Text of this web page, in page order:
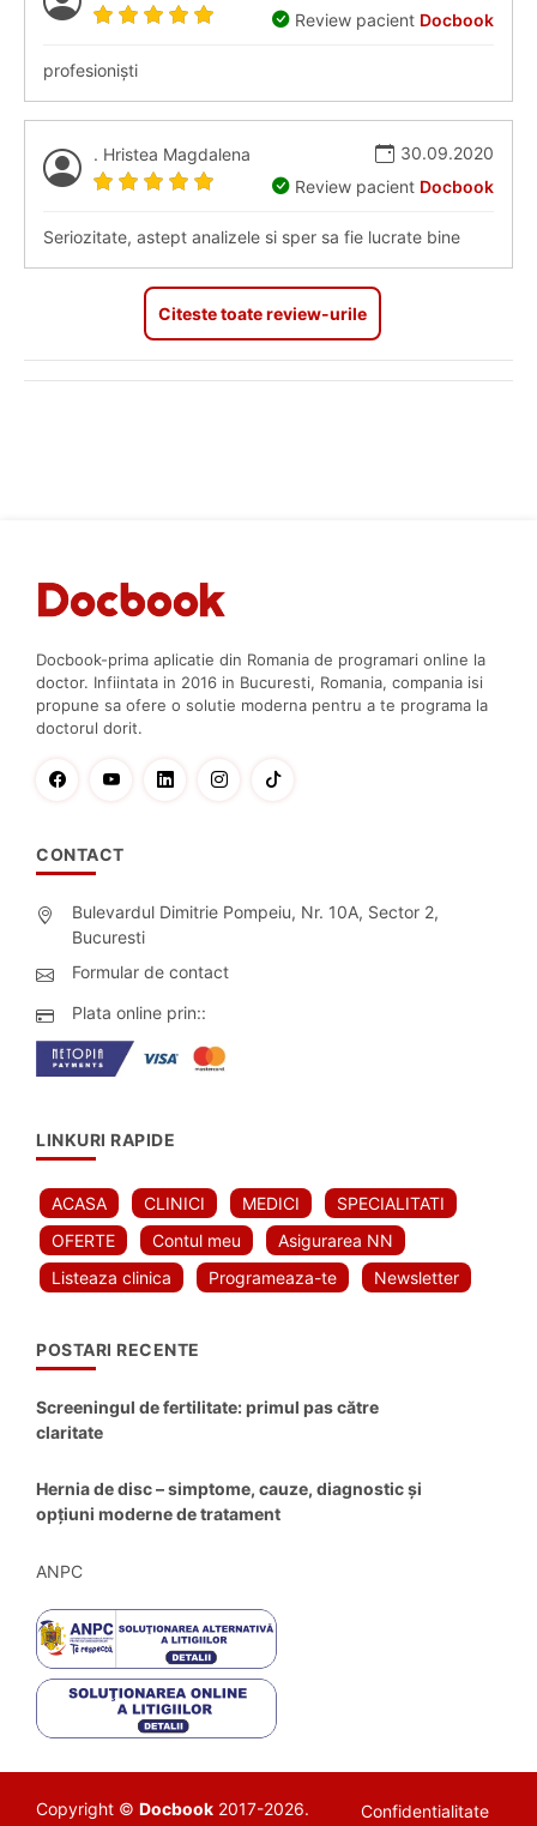
Review pacient Docbook
profesioniști
. Hristea Magdalena
30.09.2020
Review pacient Docbook
Seriozitate, astept analizele si sper sa fie lucrate bine
Citeste toate review-urile
Docbook-prima aplicatie din Romania de programari online la
doctor. Infiintata in 2016 in Bucuresti, Romania, compania isi
propune sa ofere o solutie moderna pentru a te programa la
doctorul dorit.
CONTACT
Bulevardul Dimitrie Pompeiu, Nr. 10A, Sector 2,
Bucuresti
Formular de contact
Plata online prin::
LINKURI RAPIDE
ACASA CLINICI MEDICI
SPECIALITATI
OFERTE
Contul meu
Asigurarea NN
Listeaza clinica
Programeaza-te Newsletter
POSTARI RECENTE
Screeningul de fertilitate: primul pas către
claritate
Hernia de disc – simptome, cauze, diagnostic și
opțiuni moderne de tratament
ANPC
Copyright © Docbook 2017-2026.
Confidentialitate